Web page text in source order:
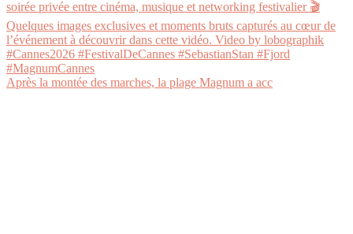
Après la montée des marches, la plage Magnum a acc